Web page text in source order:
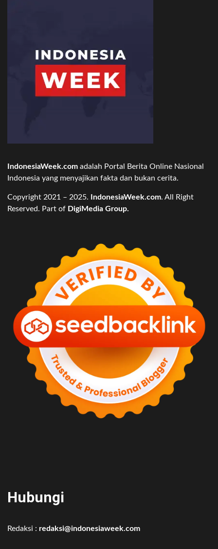
IndonesiaWeek.com adalah Portal Berita Online Nasional
Indonesia yang menyajikan fakta dan bukan cerita.
Copyright 2021 – 2025. IndonesiaWeek.com. All Right
Reserved. Part of DigiMedia Group.
Hubungi
Redaksi : redaksi@indonesiaweek.com